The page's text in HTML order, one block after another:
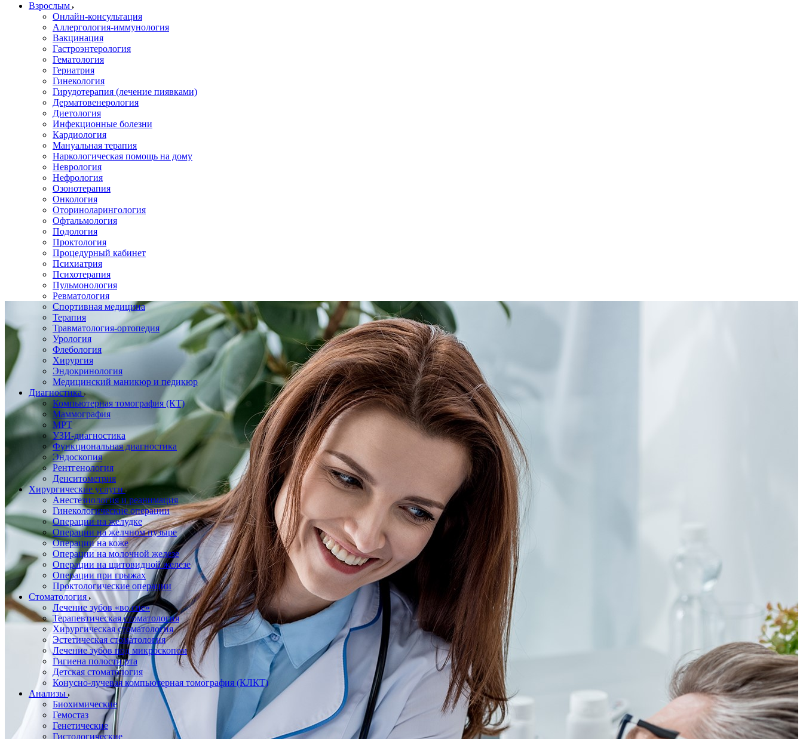
Взрослым
Онлайн-консультация
Аллергология-иммунология
Вакцинация
Гастроэнтерология
Гематология
Гериатрия
Гинекология
Гирудотерапия (лечение пиявками)
Дерматовенерология
Диетология
Инфекционные болезни
Кардиология
Мануальная терапия
Наркологическая помощь на дому
Неврология
Нефрология
Озонотерапия
Онкология
Оториноларингология
Офтальмология
Подология
Проктология
Процедурный кабинет
Психиатрия
Психотерапия
Пульмонология
Ревматология
Спортивная медицина
Терапия
Травматология-ортопедия
Урология
Флебология
Хирургия
Эндокринология
Медицинский маникюр и педикюр
Диагностика
Компьютерная томография (КТ)
Маммография
МРТ
УЗИ-диагностика
Функциональная диагностика
Эндоскопия
Рентгенология
Денситометрия
Хирургические услуги
Анестезиология и реанимация
Гинекологические операции
Операции на желудке
Операции на желчном пузыре
Операции на коже
Операции на молочной железе
Операции на щитовидной железе
Операции при грыжах
Проктологические операции
Стоматология
Лечение зубов «во сне»
Терапевтическая стоматология
Хирургическая стоматология
Эстетическая стоматология
Лечение зубов под микроскопом
Гигиена полости рта
Детская стоматология
Конусно-лучевая компьютерная томография (КЛКТ)
Анализы
Биохимические
Гемостаз
Генетические
Гистологические